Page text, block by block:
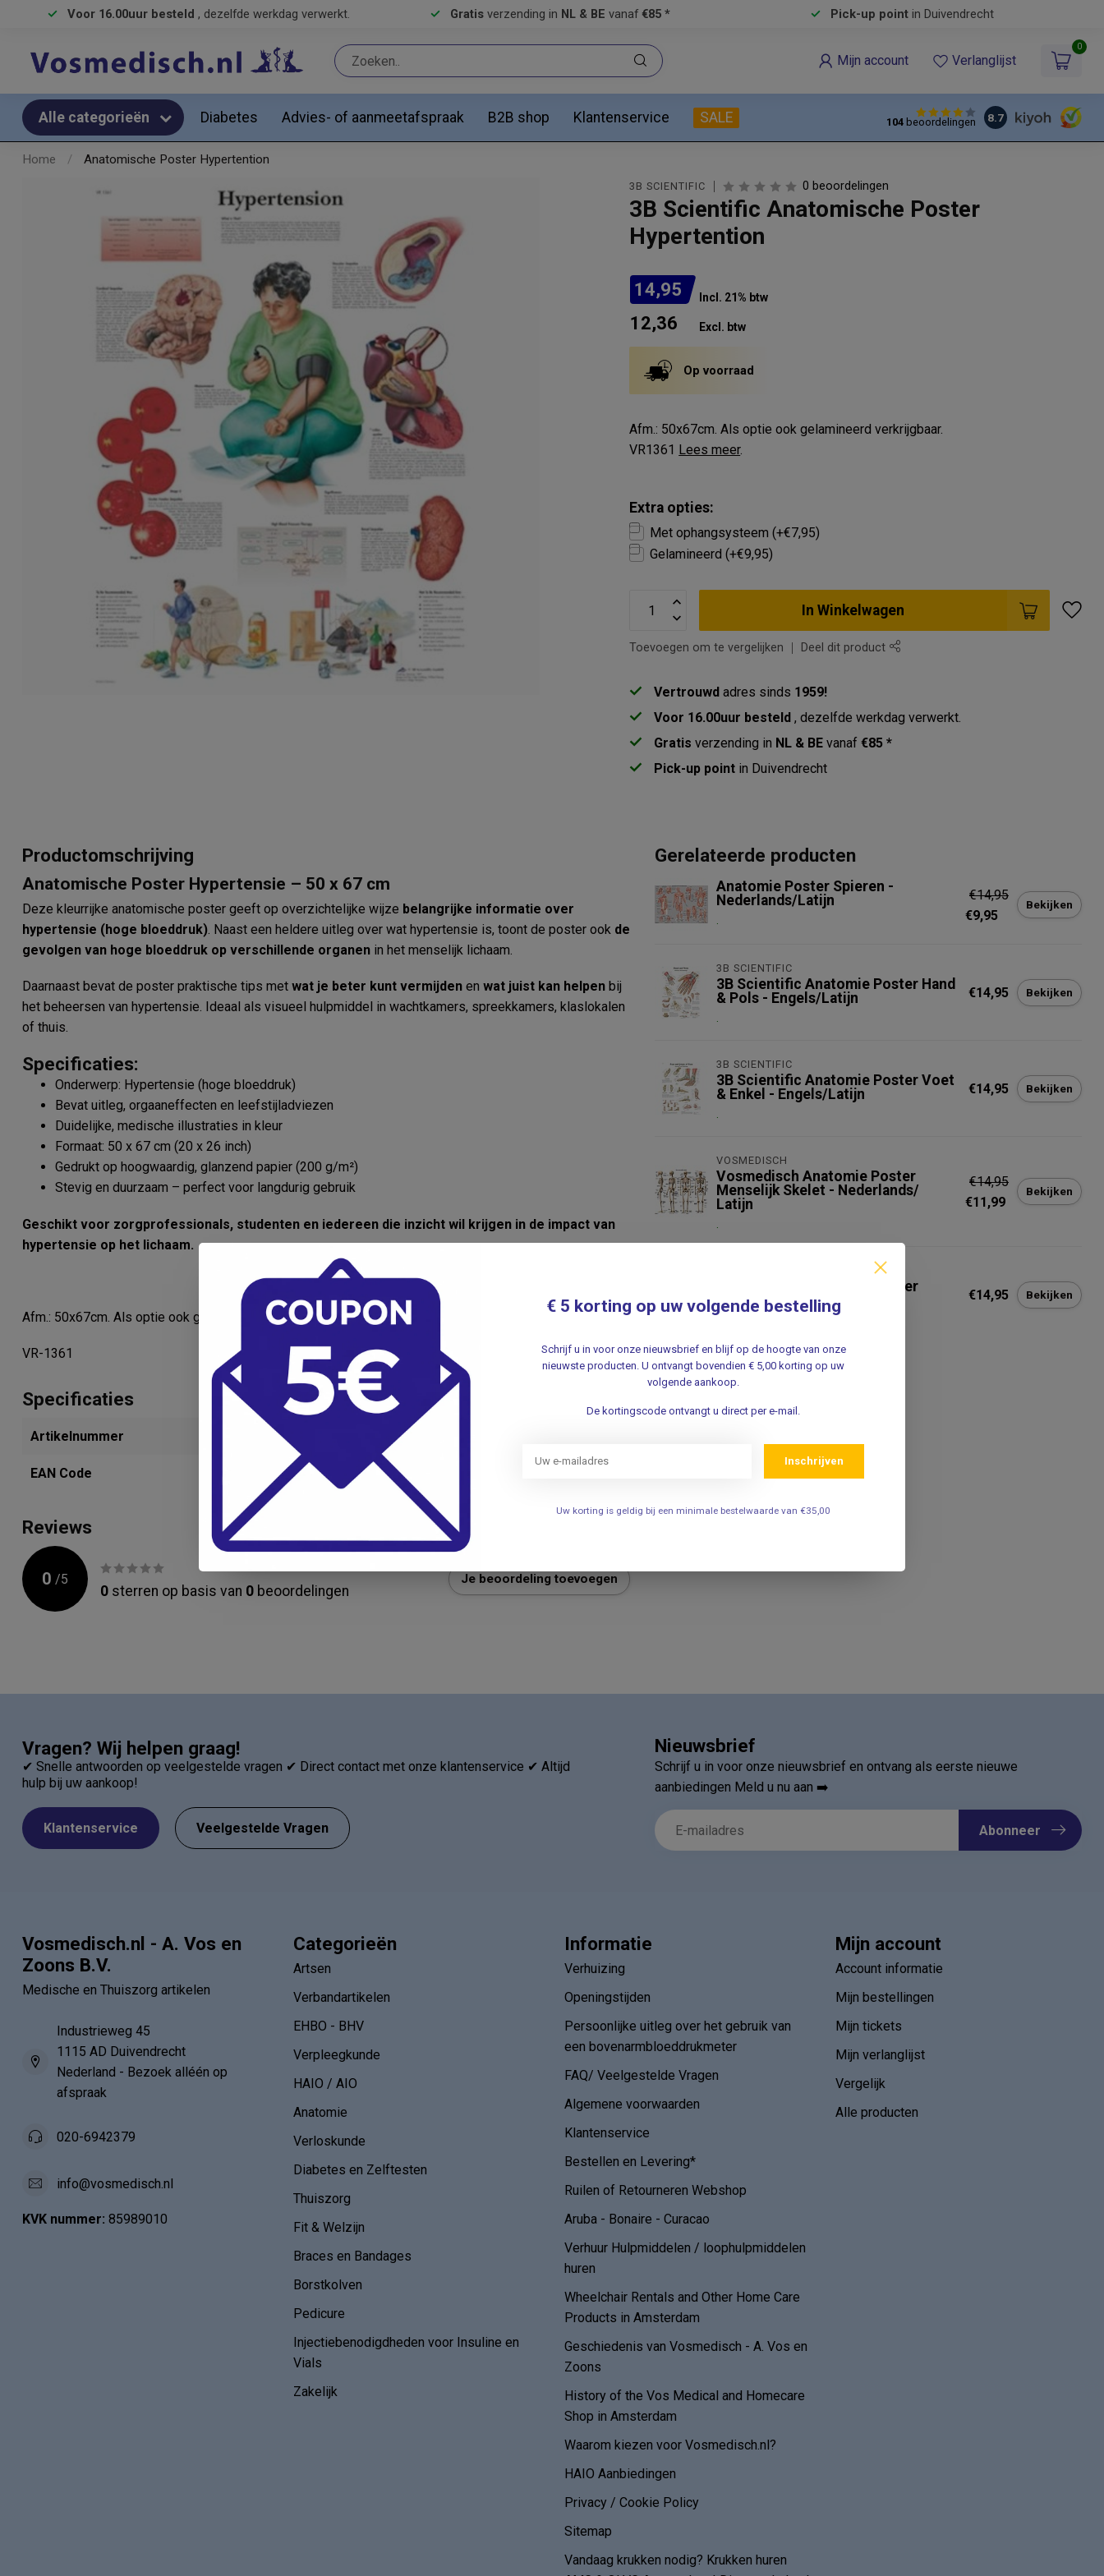
Voor 16.00uur besteld , dezelfde werkdag verwerkt. Gratis verzending in NL & BE vanaf €85 * Pick-up pointin Duivendrecht
Mijn account Verlanglijst
0
Alle categorieën Diabetes Advies- of aanmeetafspraak B2B shop Klantenservice SALE 104beoordelingen 8.7
Home / Anatomische Poster Hypertention
3B SCIENTIFIC 0 beoordelingen
3B Scientific Anatomische Poster
Hypertention
14,95 Incl. 21% btw
12,36 Excl. btw
Op voorraad
Afm.: 50x67cm. Als optie ook gelamineerd verkrijgbaar.
VR1361 Lees meer.
Extra opties:
Met ophangsysteem (+€7,95)
Gelamineerd (+€9,95)
In Winkelwagen
Toevoegen om te vergelijken Deel dit product
Vertrouwd adres sinds 1959!
Voor 16.00uur besteld, dezelfde werkdag verwerkt.
Gratis verzending in NL & BE vanaf€85 *
Pick-up point in Duivendrecht
Productomschrijving
Anatomische Poster Hypertensie – 50 x 67 cm
Deze kleurrijke anatomische poster geeft op overzichtelijke wijze belangrijke informatie over
hypertensie (hoge bloeddruk). Naast een heldere uitleg over wat hypertensie is, toont de poster ook de
gevolgen van hoge bloeddruk op verschillende organen in het menselijk lichaam.
Daarnaast bevat de poster praktische tips met wat je beter kunt vermijden en wat juist kan helpen bij
het beheersen van hypertensie. Ideaal als visueel hulpmiddel in wachtkamers, spreekkamers, klaslokalen
of thuis.
Specificaties:
Onderwerp: Hypertensie (hoge bloeddruk)
Bevat uitleg, orgaaneffecten en leefstijladviezen
Duidelijke, medische illustraties in kleur
Formaat: 50 x 67 cm (20 x 26 inch)
Gedrukt op hoogwaardig, glanzend papier (200 g/m²)
Stevig en duurzaam – perfect voor langdurig gebruik
Geschikt voor zorgprofessionals, studenten en iedereen die inzicht wil krijgen in de impact van
hypertensie op het lichaam.
Afm.: 50x67cm. Als optie ook gelamineerd verkrijgbaar.
VR-1361
Specificaties
Artikelnummer
EAN Code 4053083006687
Reviews
0 /5
0 sterren op basis van 0 beoordelingen
Je beoordeling toevoegen
Gerelateerde producten
Anatomie Poster Spieren -
Nederlands/Latijn
.
€14,95
€9,95
Bekijken
3B SCIENTIFIC
3B Scientific Anatomie Poster Hand
& Pols - Engels/Latijn
.
€14,95 Bekijken
3B SCIENTIFIC
3B Scientific Anatomie Poster Voet
& Enkel - Engels/Latijn
.
€14,95 Bekijken
VOSMEDISCH
Vosmedisch Anatomie Poster
Menselijk Skelet - Nederlands/
Latijn
.
€14,95
€11,99
Bekijken
3B Scientific Anatomie Poster
Spieren - Engels/ Latijn
€14,95 Bekijken
Vragen? Wij helpen graag!
✔ Snelle antwoorden op veelgestelde vragen ✔ Direct contact met onze klantenservice ✔ Altijd
hulp bij uw aankoop!
Klantenservice Veelgestelde Vragen
Nieuwsbrief
Schrijf u in voor onze nieuwsbrief en ontvang als eerste nieuwe
aanbiedingen Meld u nu aan ➡️
Abonneer
Vosmedisch.nl - A. Vos en
Zoons B.V.
Medische en Thuiszorg artikelen
Industrieweg 45
1115 AD Duivendrecht
Nederland - Bezoek alléén op
afspraak
020-6942379
info@vosmedisch.nl
KVK nummer: 85989010
Categorieën
Artsen
Verbandartikelen
EHBO - BHV
Verpleegkunde
HAIO / AIO
Anatomie
Verloskunde
Diabetes en Zelftesten
Thuiszorg
Fit & Welzijn
Braces en Bandages
Borstkolven
Pedicure
Injectiebenodigdheden voor Insuline en
Vials
Zakelijk
Informatie
Verhuizing
Openingstijden
Persoonlijke uitleg over het gebruik van
een bovenarmbloeddrukmeter
FAQ/ Veelgestelde Vragen
Algemene voorwaarden
Klantenservice
Bestellen en Levering*
Ruilen of Retourneren Webshop
Aruba - Bonaire - Curacao
Verhuur Hulpmiddelen / loophulpmiddelen
huren
Wheelchair Rentals and Other Home Care
Products in Amsterdam
Geschiedenis van Vosmedisch - A. Vos en
Zoons
History of the Vos Medical and Homecare
Shop in Amsterdam
Waarom kiezen voor Vosmedisch.nl?
HAIO Aanbiedingen
Privacy / Cookie Policy
Sitemap
Vandaag krukken nodig? Krukken huren
Mijn account
Account informatie
Mijn bestellingen
Mijn tickets
Mijn verlanglijst
Vergelijk
Alle producten
€ 5 korting op uw volgende bestelling
Schrijf u in voor onze nieuwsbrief en blijf op de hoogte van onze
nieuwste producten. U ontvangt bovendien € 5,00 korting op uw
volgende aankoop.
De kortingscode ontvangt u direct per e-mail.
Inschrijven
Uw korting is geldig bij een minimale bestelwaarde van €35,00